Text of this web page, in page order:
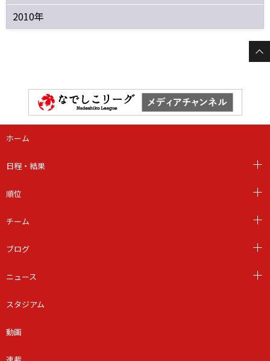
2010年
ホーム
日程・結果
順位
チーム
ブログ
ニュース
スタジアム
動画